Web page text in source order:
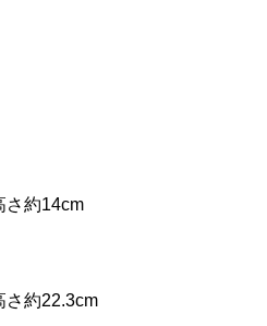
さ約14cm
さ約22.3cm